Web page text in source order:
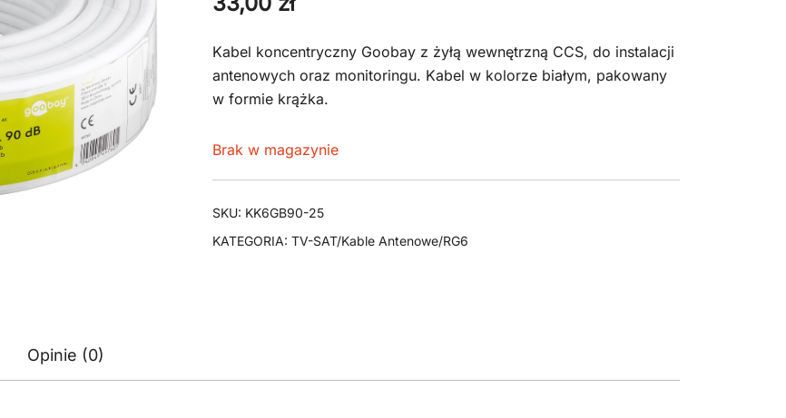
Kabel koncentryczny Goobay z żyłą wewnętrzną CCS, do instalacji
antenowych oraz monitoringu. Kabel w kolorze białym, pakowany
w formie krążka.
Brak w magazynie
SKU: KK6GB90-25
KATEGORIA: TV-SAT/Kable Antenowe/RG6
Opinie (0)